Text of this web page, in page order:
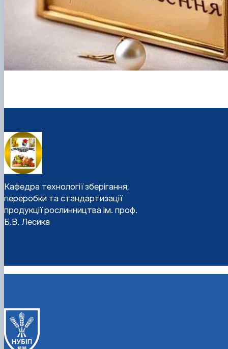
Кафедра технології зберігання,
переробки та стандартизації
продукції рослинництва ім. проф.
Б.В. Лесика